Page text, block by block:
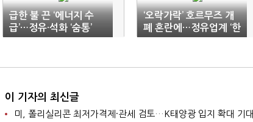
급한 불 끈 ‘에너지 수
급’…정유·석화 ‘숨통’
‘오락가락’ 호르무즈 개
폐 혼란에…정유업계 ‘한
숨만’
이 기자의 최신글
미, 폴리실리콘 최저가격제·관세 검토…K태양광 입지 확대 기대